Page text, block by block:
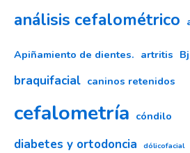
análisis cefalométrico
Apiñamiento de dientes. artritis
braquifacial caninos retenidos
cefalometría cóndilo
diabetes y ortodoncia dólicofacial